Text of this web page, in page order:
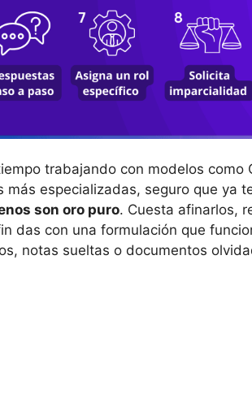
trabajando con modelos como
más especializadas, seguro que ya
son oro puro. Cuesta afinarlos,
das con una formulación que
notas sueltas o documentos